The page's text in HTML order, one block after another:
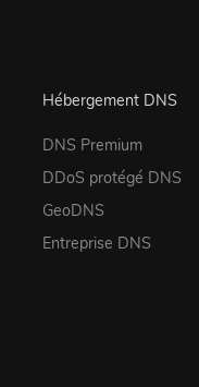
Hébergement DNS
DNS Premium
DDoS protégé DNS
GeoDNS
Entreprise DNS